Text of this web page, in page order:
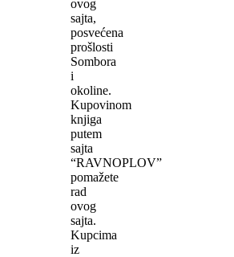
ovog
sajta,
posvećena
prošlosti
Sombora
i
okoline.
Kupovinom
knjiga
putem
sajta
“RAVNOPLOV”
pomažete
rad
ovog
sajta.
Kupcima
iz